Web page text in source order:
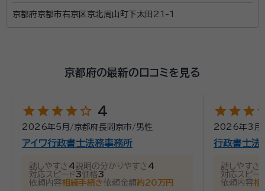
京都府京都市右京区京北周山町下太田21-1
京都府の最新の口コミを見る
starstarstarstarstar_outline 4
2026年5月 /京都府長岡京市/男性
アイワ行政書士法務事務所
話しやすさ4説明の分かりやすさ4
対応スピード3価格3
依頼内容相続手続き依頼金額約20万円
starstarstar
2026年3月
行政書士法
話しやすさ
対応スピー
依頼内容相